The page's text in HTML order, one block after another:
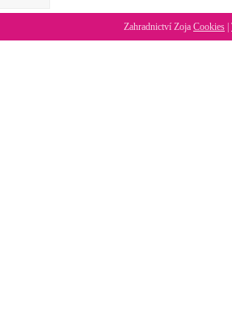
Zahradnictví Zoja Cookies